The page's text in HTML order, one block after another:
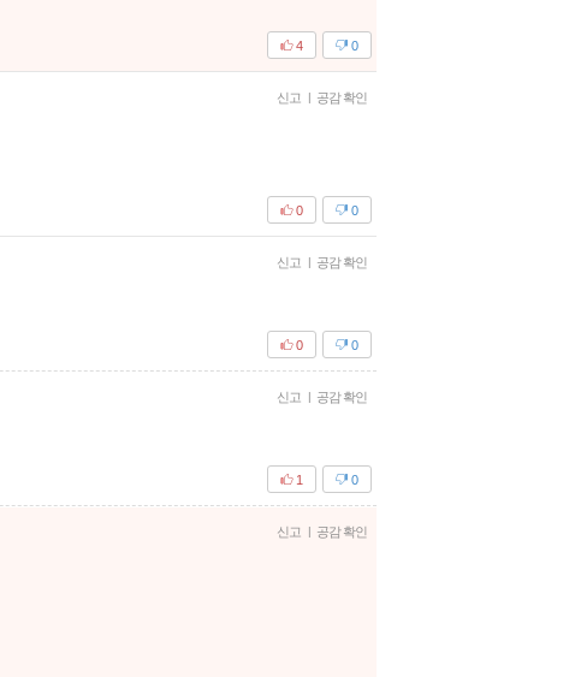
0
4
신고 | 공감 확인
0
0
신고 | 공감 확인
0
0
신고 | 공감 확인
0
1
신고 | 공감 확인